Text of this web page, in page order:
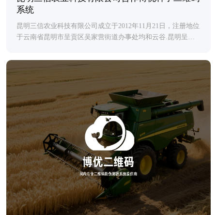
系统
昆明三信农业科技有限公司成立于2012年11月21日，注册地位
于云南省昆明市呈贡区吴家营街道办事处均和云谷.昆明呈贡
经营